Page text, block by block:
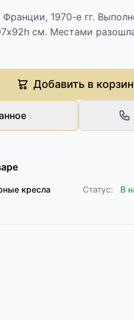
1970-е гг.
см. Местами
Добавить в
кресла Статус: В